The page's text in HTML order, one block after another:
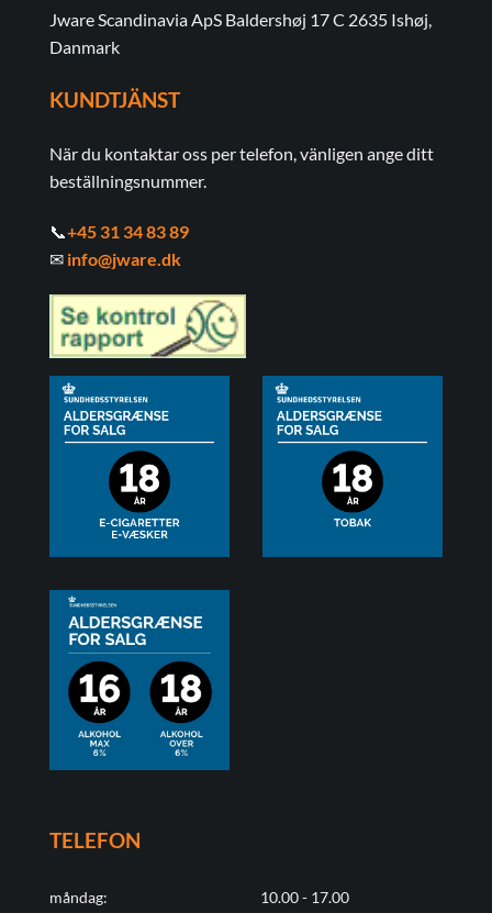
Jware Scandinavia ApS Baldershøj 17 C 2635 Ishøj,
Danmark
KUNDTJÄNST
När du kontaktar oss per telefon, vänligen ange ditt
beställningsnummer.
📞+45 31 34 83 89
✉ info@jware.dk
TELEFON
måndag:
10.00 - 17.00